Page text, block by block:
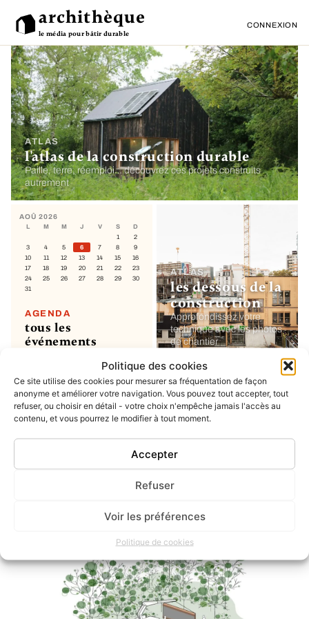
Politique des cookies
Ce site utilise des cookies pour mesurer sa fréquentation de façon
anonyme et améliorer votre navigation. Vous pouvez tout accepter, tout
refuser, ou choisir en détail - votre choix n'empêche jamais l'accès au
contenu, et vous pourrez le modifier à tout moment.
Accepter
Refuser
Voir les préférences
Politique de cookies
archithèque
le média pour bâtir durable
CONNEXION
ATLAS
l'atlas de la construction durable
Paille, terre, réemploi… découvrez ces projets construits
autrement
ATLAS
les dessous de la
construction
Approfondissez votre
technique avec les photos
de chantier
AOÛ 2026
L M M J V S
D
1
2
3
4 5 6 7 8
9
10
11 12 13 14 15
16
17
18 19 20 21 22
23
24
25 26 27 28 29
30
31
AGENDA
tous les
événements
MON COMPTE
soumettre un
projet ou un
évènement